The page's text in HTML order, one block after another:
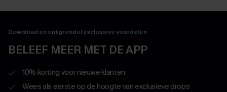
Download en ontgrendel exclusieve voordelen
BELEEF MEER MET DE APP
10% korting voor nieuwe klanten
Wees als eerste op de hoogte van exclusieve drops